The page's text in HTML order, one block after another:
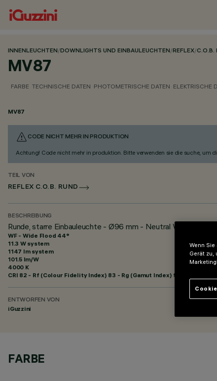
INNENLEUCHTEN/DOWNLIGHTS UND EINBAULEUCHTEN/REFLEX/C.O.B.
MV87
FARBE TECHNISCHE DATEN PHOTOMETRISCHE DATEN ELEKTRISCHE
MV87
CODE NICHT MEHR IN PRODUKTION
Achtung! Code nicht mehr in produktion. Bitte verwenden sie die suche, um
TEIL VON
REFLEX C.O.B. RUND
BESCHREIBUNG
Runde, starre Einbauleuchte - Ø96 mm - Neutral White -
WF - Wide Flood 44°
11.3 W system
1147 lm system
101.5 lm/W
4000 K
CRI 82 - Rf (Colour Fidelity Index) 83 - Rg (Gamut Index) 94
ENTWORFEN VON
iGuzzini
FARBE
Wenn
Gerät zu,